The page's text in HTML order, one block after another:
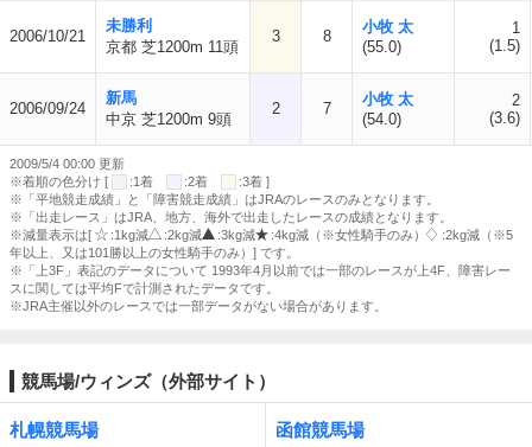
2006/10/21
未勝利
京都 芝1200m 11頭
3 8
小牧 太
(55.0)
1
(1.5)
2006/09/24
新馬
中京 芝1200m 9頭
2 7
小牧 太
(54.0)
2
(3.6)
2009/5/4 00:00 更新
※着順の色分け [
:1着 :2着
:3着 ]
※「平地競走成績」と「障害競走成績」はJRAのレースのみとなります。
※「出走レース」はJRA、地方、海外で出走したレースの成績となります。
※減量表示は[
:1kg減 :2kg減 :3kg減 :4kg減（※女性騎手のみ）
:2kg減（※5
年以上、又は101勝以上の女性騎手のみ）] です。
※「上3F」表記のデータについて 1993年4月以前では一部のレースが上4F、障害レー
スに関しては平均Fで計測されたデータです。
※JRA主催以外のレースでは一部データがない場合があります。
競馬場/ウィンズ（外部サイト）
札幌競馬場 函館競馬場